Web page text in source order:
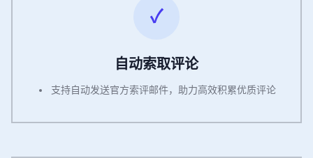
自动索取评论
支持自动发送官方索评邮件，助力高效积累优质评论